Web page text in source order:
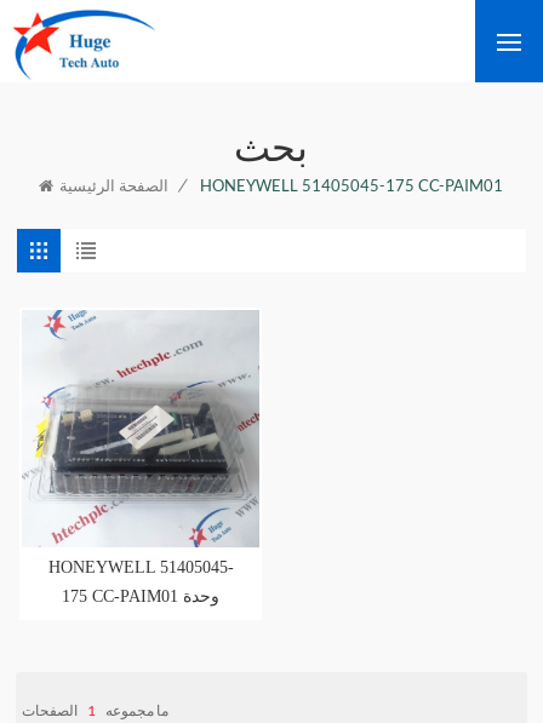
بحث
الصفحة الرئيسية / HONEYWELL 51405045-175 CC-PAIM01
HONEYWELL 51405045-
175 CC-PAIM01 وحدة
ما مجموعه 1 الصفحات